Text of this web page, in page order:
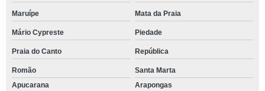
Maruípe Mata da Praia
Mário Cypreste Piedade
Praia do Canto República
Romão
Santa Marta
Apucarana
Arapongas